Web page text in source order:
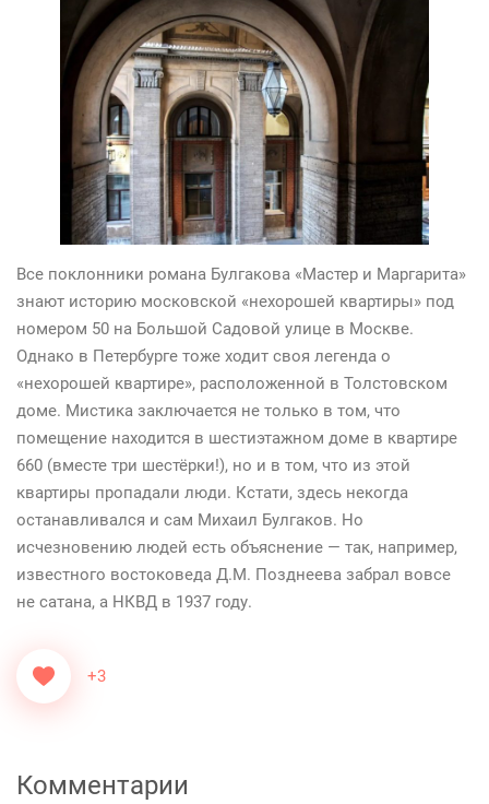
Все поклонники романа Булгакова «Мастер и Маргарита»
знают историю московской «нехорошей квартиры» под
номером 50 на Большой Садовой улице в Москве.
Однако в Петербурге тоже ходит своя легенда о
«нехорошей квартире», расположенной в Толстовском
доме. Мистика заключается не только в том, что
помещение находится в шестиэтажном доме в квартире
660 (вместе три шестёрки!), но и в том, что из этой
квартиры пропадали люди. Кстати, здесь некогда
останавливался и сам Михаил Булгаков. Но
исчезновению людей есть объяснение — так, например,
известного востоковеда Д.М. Позднеева забрал вовсе
не сатана, а НКВД в 1937 году.
+3
Комментарии